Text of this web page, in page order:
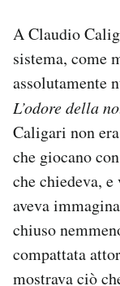
Economia
Sport
PODCAST
NEWSLETTER
A Claudio
sistema, come
assolutamente
L’odore della
Caligari non
che giocano
che chiedeva,
aveva
chiuso
compattata
mostrava ciò